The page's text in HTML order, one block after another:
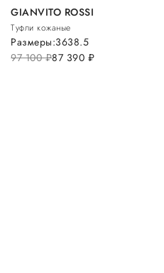
GIANVITO ROSSI
Туфли кожаные
97 100руб.87 390 руб.
Размеры:3638.5